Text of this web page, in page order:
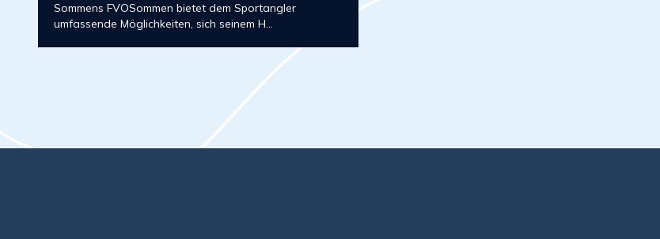
Sommens FVOSommen bietet dem Sportangler
umfassende Möglichkeiten, sich seinem H...